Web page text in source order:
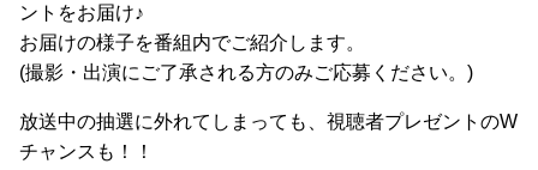
ントをお届け♪
お届けの様子を番組内でご紹介します。
(撮影・出演にご了承される方のみご応募ください。)
放送中の抽選に外れてしまっても、視聴者プレゼントのW
チャンスも！！